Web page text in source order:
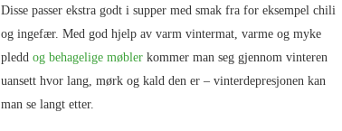
Disse passer ekstra godt i supper med smak fra for eksempel chili
og ingefær. Med god hjelp av varm vintermat, varme og myke
pledd og behagelige møblerkommer man seg gjennom vinteren
uansett hvor lang, mørk og kald den er – vinterdepresjonen kan
man se langt etter.